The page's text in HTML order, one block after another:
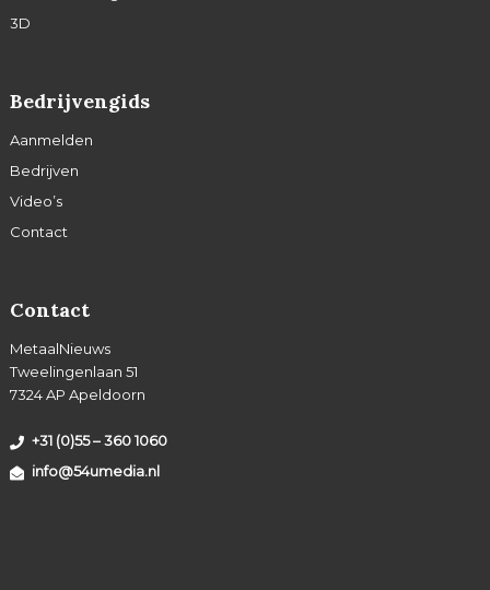
3D
Bedrijvengids
Aanmelden
Bedrijven
Video’s
Contact
Contact
MetaalNieuws
Tweelingenlaan 51
7324 AP Apeldoorn
+31 (0)55 – 360 1060
info@54umedia.nl